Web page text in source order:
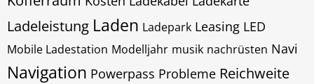
Ladeleistung Laden Ladepark Leasing LED
Mobile Ladestation Modelljahr musik nachrüsten Navi
Navigation Powerpass Probleme Reichweite